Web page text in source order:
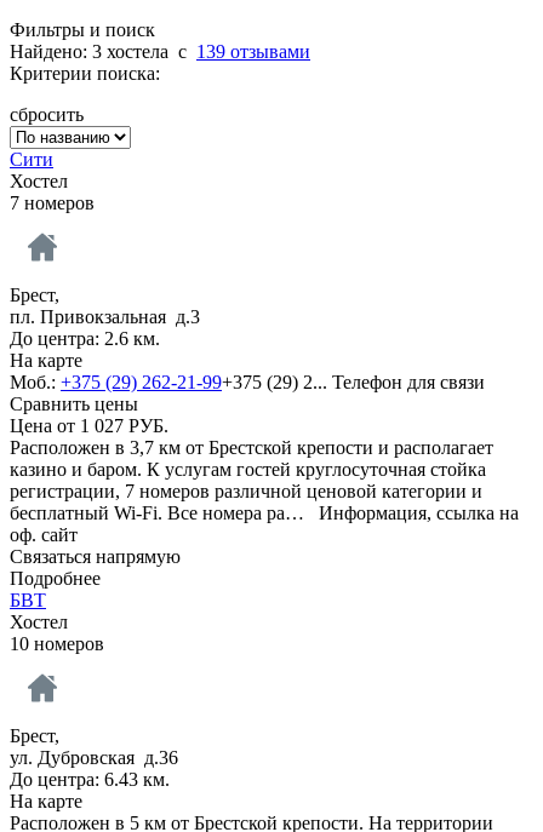
Фильтры и поиск
Найдено: 3 хостела c 139 отзывами
Критерии поиска:
сбросить
Сити
Хостел
7 номеров
Брест,
пл. Привокзальная д.3
До центра: 2.6 км.
На карте
Моб.: +375 (29) 262-21-99+375 (29) 2... Телефон для связи
Сравнить цены
Цена от 1 027 РУБ.
Расположен в 3,7 км от Брестской крепости и располагает
казино и баром. К услугам гостей круглосуточная стойка
регистрации, 7 номеров различной ценовой категории и
бесплатный Wi-Fi. Все номера ра… Информация, ссылка на
оф. сайт
Связаться напрямую
Подробнее
БВТ
Хостел
10 номеров
Брест,
ул. Дубровская д.36
До центра: 6.43 км.
На карте
Расположен в 5 км от Брестской крепости. На территории